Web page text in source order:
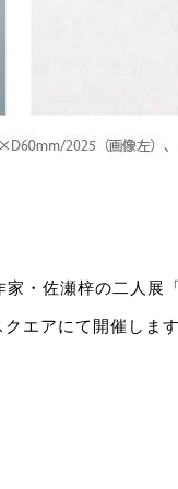
・佐瀬梓の二人
エアにて開催します